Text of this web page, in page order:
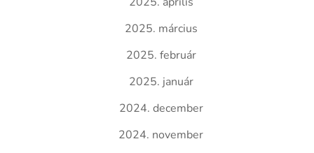
2025. március
2025. február
2025. január
2024. december
2024. november